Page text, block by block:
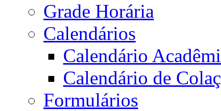
Grade Horária
Calendários
Calendário
Calendário de
Formulários